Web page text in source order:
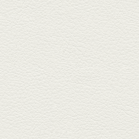
ぱちのカマ(塩焼き)
並木坂では珍しい朝ごはんの店
「コルハコ」で昼飲みの刻。
「銀し...
2025年7月4日放送
生姜香る鮭とイクラの土
鍋ご飯 など
銀杏中通りにこの春オープンし
た「創作ダイニング真」へ。暑
い夏...
2025年6月13日放送
ﾊﾓの季節野菜あんかけ＆
どんぐりﾎﾟｰｸ西京焼き